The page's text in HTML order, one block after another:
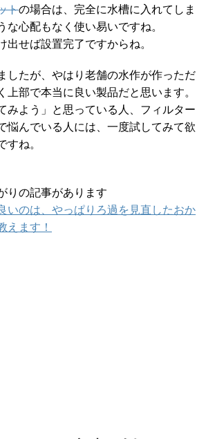
トの場合は、完全に水槽に入れてしま
な心配もなく使い易いですね。
出せば設置完了ですからね。
したが、やはり老舗の水作が作っただ
上部で本当に良い製品だと思います。
みよう」と思っている人、フィルター
悩んでいる人には、一度試してみて欲
すね。
りの記事があります
いのは、やっぱりろ過を見直したおか
えます！